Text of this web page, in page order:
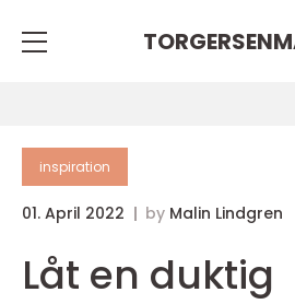
inspiration
01. April 2022 by Malin Lindgren
Låt en duktig